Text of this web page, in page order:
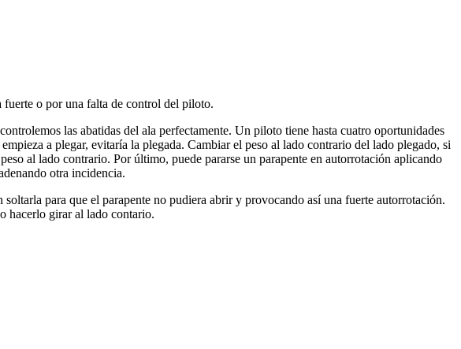
fuerte o por una falta de control del piloto.
las abatidas del ala perfectamente. Un piloto tiene hasta cuatro oportunidades
a plegar, evitaría la plegada. Cambiar el peso al lado contrario del lado plegado, si
al lado contrario. Por último, puede pararse un parapente en autorrotación aplicando
otra incidencia.
para que el parapente no pudiera abrir y provocando así una fuerte autorrotación.
hacerlo girar al lado contario.